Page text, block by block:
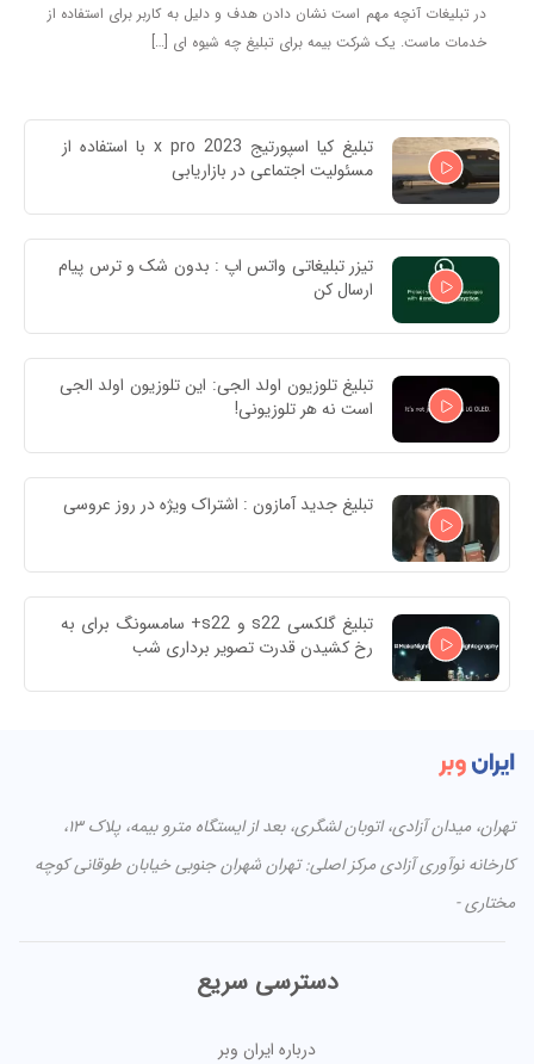
تبلیغ کیا اسپورتیج x pro 2023 با استفاده از
مسئولیت اجتماعی در بازاریابی
تیزر تبلیغاتی واتس اپ : بدون شک و ترس پیام
ارسال کن
تبلیغ تلوزیون اولد الجی: این تلوزیون اولد الجی
است نه هر تلوزیونی!
تبلیغ جدید آمازون : اشتراک ویژه در روز عروسی
تبلیغ گلکسی s22 و s22+ سامسونگ برای به
رخ کشیدن قدرت تصویر برداری شب
در تبلیغات آنچه مهم است نشان دادن هدف و دلیل به کاربر برای استفاده از
خدمات ماست. یک شرکت بیمه برای تبلیغ چه شیوه ای […]
تهران، میدان آزادی، اتوبان لشگری، بعد از ایستگاه مترو بیمه، پلاک ۱۳،
کارخانه نوآوری آزادی مرکز اصلی: تهران شهران جنوبی خیابان طوقانی کوچه
مختاری -
دسترسی سریع
درباره ایران وبر